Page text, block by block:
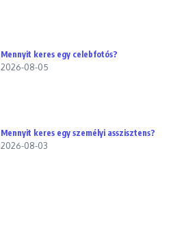
Mennyit keres egy celebfotós?
2026-08-05
Mennyit keres egy személyi asszisztens?
2026-08-03